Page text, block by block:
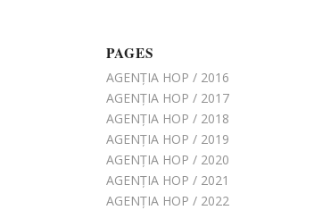
PAGES
AGENȚIA HOP / 2016
AGENȚIA HOP / 2017
AGENȚIA HOP / 2018
AGENȚIA HOP / 2019
AGENȚIA HOP / 2020
AGENȚIA HOP / 2021
AGENȚIA HOP / 2022